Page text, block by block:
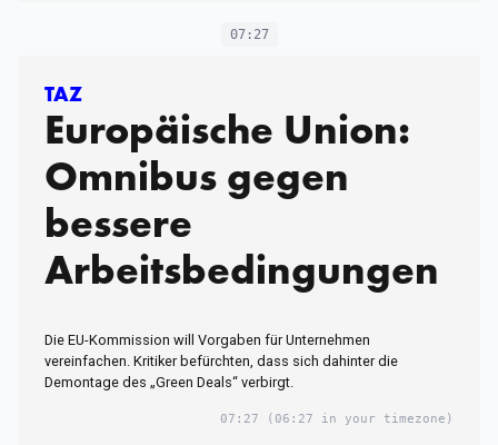
07:27
TAZ
Europäische Union:
Omnibus gegen
bessere
Arbeitsbedingungen
Die EU-Kommission will Vorgaben für Unternehmen
vereinfachen. Kritiker befürchten, dass sich dahinter die
Demontage des „Green Deals“ verbirgt.
07:27 (06:27 in your timezone)